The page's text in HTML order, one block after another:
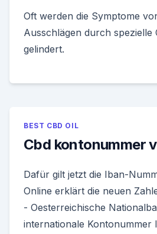
Oft werden die Symptome
Ausschlägen durch spezielle
gelindert.
BEST CBD OIL
Cbd kontonummer
Dafür gilt jetzt die Iban-
Online erklärt die neuen
- Oesterreichische
internationale Kontonummer